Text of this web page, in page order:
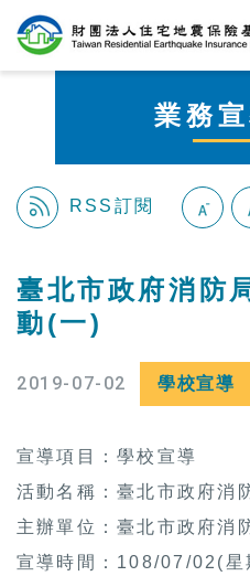
業務
RSS訂閱
臺北市政府消防
動(一)
2019-07-02 學校宣導
宣導項目：學校宣導
活動名稱：臺北市政府消
主辦單位：臺北市政府消
宣導時間：108/07/02(